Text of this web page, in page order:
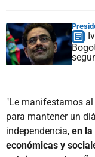
"Le manifestamos
para mantener un
independencia, en la
económicas y